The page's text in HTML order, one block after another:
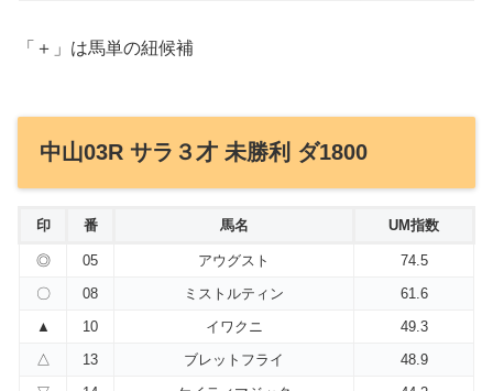
「＋」は馬単の紐候補
中山03R サラ３才 未勝利 ダ1800
印 番 馬名 UM指数
◎ 05 アウグスト
74.5
〇
08 ミストルティン
61.6
▲
10 イワクニ
49.3
△
13 ブレットフライ
48.9